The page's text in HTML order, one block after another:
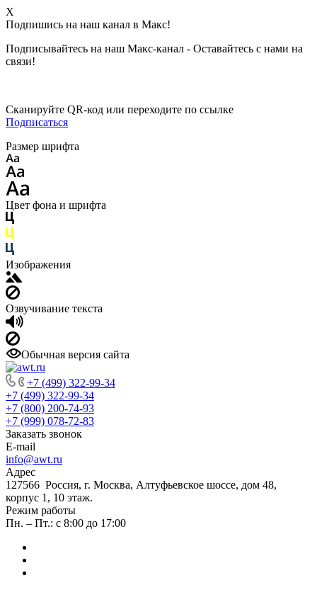
X
Подпишись на наш канал в Макс!
Подписывайтесь на наш Макс-канал - Оставайтесь с нами на
связи!
Сканируйте QR-код или переходите по ссылке
Подписаться
Размер шрифта
Цвет фона и шрифта
Изображения
Озвучивание текста
Обычная версия сайта
+7 (499) 322-99-34
+7 (499) 322-99-34
+7 (800) 200-74-93
+7 (999) 078-72-83
Заказать звонок
E-mail
info@awt.ru
Адрес
127566 Россия, г. Москва, Алтуфьевское шоссе, дом 48,
корпус 1, 10 этаж.
Режим работы
Пн. – Пт.: с 8:00 до 17:00